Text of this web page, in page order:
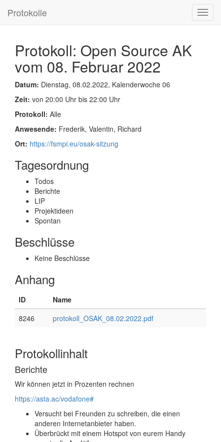
Protokolle
Protokoll: Open Source AK
vom 08. Februar 2022
Datum: Dienstag, 08.02.2022, Kalenderwoche 06
Zeit: von 20:00 Uhr bis 22:00 Uhr
Protokoll: Alle
Anwesende: Frederik, Valentin, Richard
Ort: https://fsmpi.eu/osak-sitzung
Tagesordnung
Todos
Berichte
LIP
Projektideen
Spontan
Beschlüsse
Keine Beschlüsse
Anhang
ID
Name
8246
protokoll_OSAK_08.02.2022.pdf
Protokollinhalt
Berichte
Wir können jetzt in Prozenten rechnen
https://asta.ac/vodafone#
Versucht bei Freunden zu schreiben, die einen
anderen Internetanbieter haben.
Überbrückt mit einem Hotspot von eurem Handy